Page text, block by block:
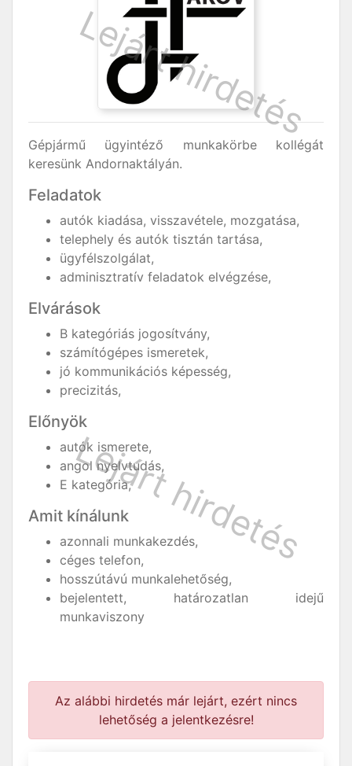
Gépjármű ügyintéző munkakörbe kollégát
keresünk Andornaktályán.
Feladatok
autók kiadása, visszavétele, mozgatása,
telephely és autók tisztán tartása,
ügyfélszolgálat,
adminisztratív feladatok elvégzése,
Elvárások
B kategóriás jogosítvány,
számítógépes ismeretek,
jó kommunikációs képesség,
precizitás,
Előnyök
autók ismerete,
angol nyelvtudás,
E kategória,
Amit kínálunk
azonnali munkakezdés,
céges telefon,
hosszútávú munkalehetőség,
bejelentett, határozatlan idejű
munkaviszony
Az alábbi hirdetés már lejárt, ezért nincs
lehetőség a jelentkezésre!